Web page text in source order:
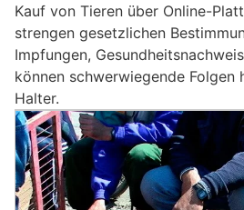
Kauf von Tieren über Online-
strengen gesetzlichen
Impfungen,
können schwerwiegende Folgen
Halter.